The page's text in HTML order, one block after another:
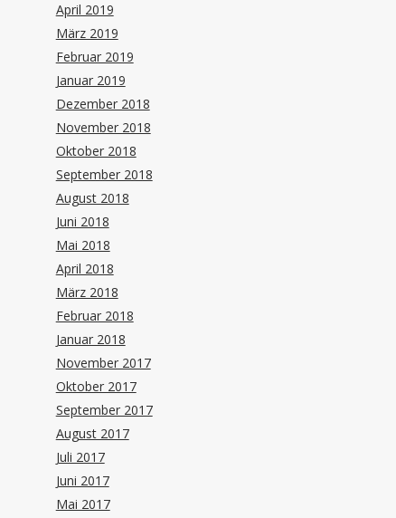
April 2019
März 2019
Februar 2019
Januar 2019
Dezember 2018
November 2018
Oktober 2018
September 2018
August 2018
Juni 2018
Mai 2018
April 2018
März 2018
Februar 2018
Januar 2018
November 2017
Oktober 2017
September 2017
August 2017
Juli 2017
Juni 2017
Mai 2017